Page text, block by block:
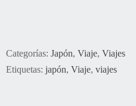
Categorías: Japón, Viaje, Viajes
Etiquetas: japón, Viaje, viajes